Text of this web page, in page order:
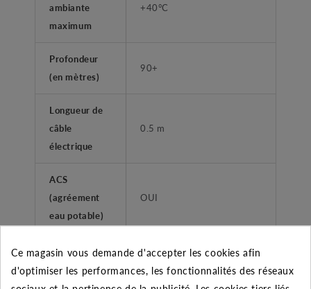
ambiante
maximum
+40°C
Profondeur
(en mètres)
90+
Longueur de
câble
électrique
0.5 m
ACS
(agréement
eau potable)
OUI
FONCTIONS
Coffret de
Ce magasin vous demande d'accepter les cookies afin
d'optimiser les performances, les fonctionnalités des réseaux